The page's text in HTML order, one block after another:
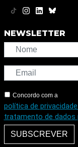
NEWSLETTER
Concordo com a
política de
tratamento de dados
SUBSCREVER